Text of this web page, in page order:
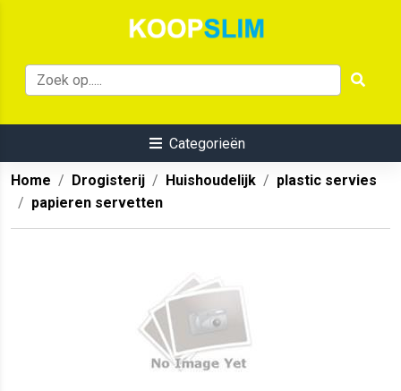
Categorieën
Home Drogisterij Huishoudelijk
plastic servies
papieren servetten